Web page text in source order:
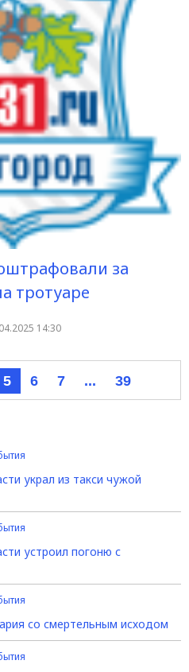
за
тротуаре
14:30
5 6 7 ... 39
украл из такси чужой
устроил погоню с
со смертельным исходом